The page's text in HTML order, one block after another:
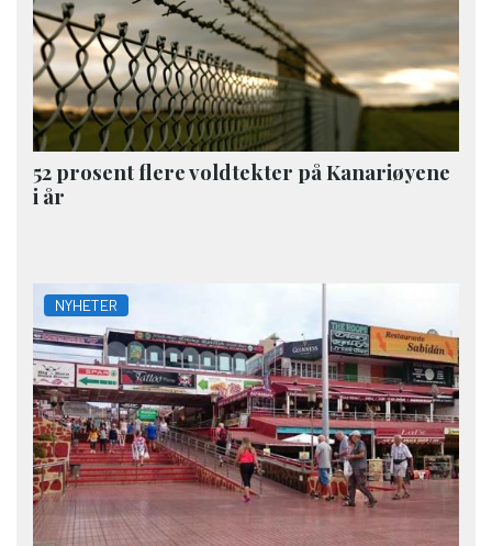
52 prosent flere voldtekter på Kanariøyene
i år
NYHETER